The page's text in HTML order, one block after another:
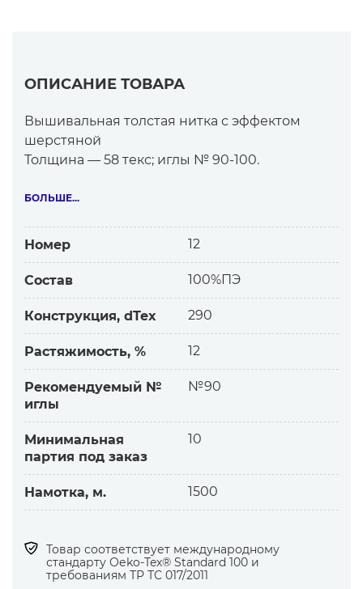
3259 3602 3977
ОПИСАНИЕ ТОВАРА
Вышивальная толстая нитка с эффектом
шерстяной
Толщина — 58 текс; иглы № 90-100.
FILAINE используется для машинной
пальтовой
одежды, домашнего текстиля. Везде, где
нужен объём и пушистость декора.
Характеристика нитки и выгоды
— Акриловая толстая нитка FILAINE внешне
похожа на шерстяную. Отличается мягкостью,
объёмом, лёгкой пушистостью и матовым
видом.
— Узор имитирует ручную вышивку
шерстяной пряжей.
— Акриловая нитка значительно прочнее
шерстяной, поэтому вышивка служит дольше.
— Устойчивая к разрывам, нитка FILAINE
декоративных и оверлочных строчек.
— Для узора требуется гораздо меньшее
БОЛЬШЕ...
Номер 12
Состав 100%ПЭ
Конструкция, dTex 290
Растяжимость, % 12
Рекомендуемый №
иглы
№90
Минимальная
партия под заказ
10
Намотка, м. 1500
Товар соответствует международному
стандарту Оеko-Tex® Standard 100 и
требованиям ТР ТС 017/2011